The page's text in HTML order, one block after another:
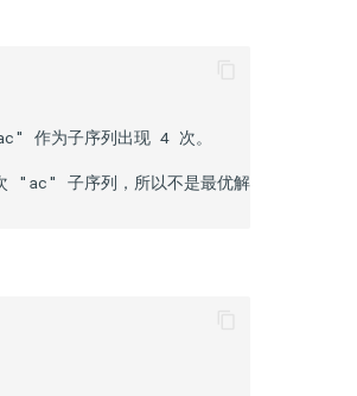
作为子序列出现 4 次。
"ac" 子序列，所以不是最优解。